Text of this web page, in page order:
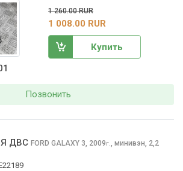
1 260.00 RUR
1 008.00 RUR
Купить
Позвонить
ДВС FORD GALAXY 3, 2009г.
минивэн, 2,2